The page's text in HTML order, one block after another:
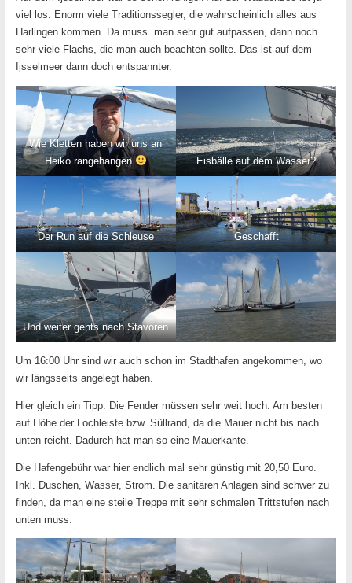
viel los. Enorm viele Traditionssegler, die wahrscheinlich alles aus
Harlingen kommen. Da muss man sehr gut aufpassen, dann noch
sehr viele Flachs, die man auch beachten sollte. Das ist auf dem
Ijsselmeer dann doch entspannter.
Wie Kletten haben wir uns an
Heiko rangehangen
Eisbälle auf dem Wasser?
Der Run auf die Schleuse Geschafft
Und weiter gehts nach Stavoren
Um 16:00 Uhr sind wir auch schon im Stadthafen angekommen, wo
wir längsseits angelegt haben.
Hier gleich ein Tipp. Die Fender müssen sehr weit hoch. Am besten
auf Höhe der Lochleiste bzw. Süllrand, da die Mauer nicht bis nach
unten reicht. Dadurch hat man so eine Mauerkante.
Die Hafengebühr war hier endlich mal sehr günstig mit 20,50 Euro.
Inkl. Duschen, Wasser, Strom. Die sanitären Anlagen sind schwer zu
finden, da man eine steile Treppe mit sehr schmalen Trittstufen nach
unten muss.